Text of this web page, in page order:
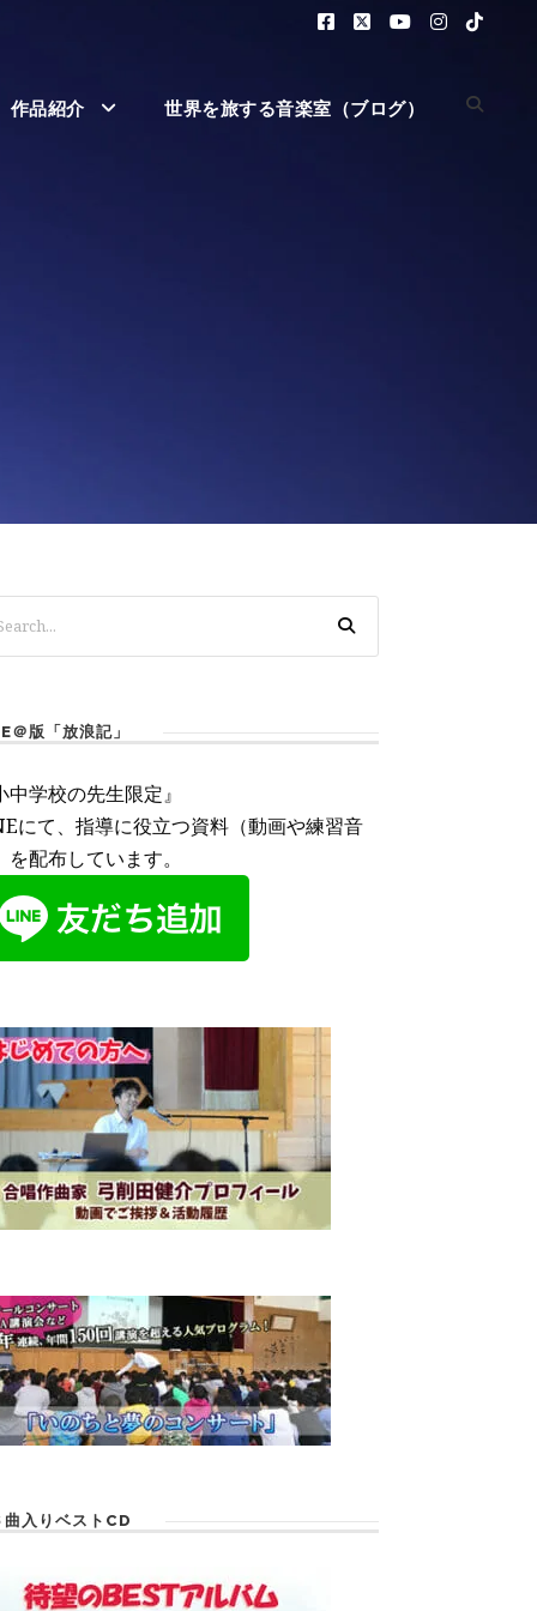
作品紹介 世界を旅する音楽室（ブログ）
＠版「放浪記」
中学校の先生限定』
にて、指導に役立つ資料（動画や練習音
を配布しています。
曲入りベストCD